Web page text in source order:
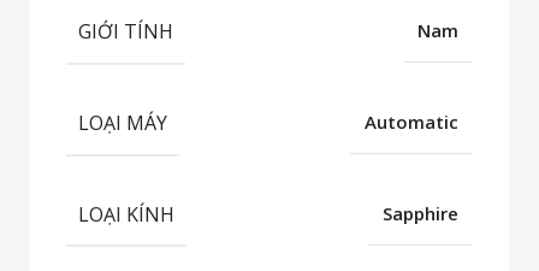
GIỚI TÍNH Nam
LOẠI MÁY Automatic
LOẠI KÍNH Sapphire